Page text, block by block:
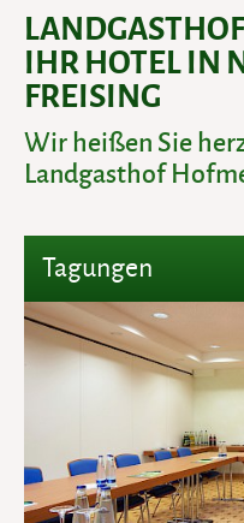
IHR HOTEL IN
FREISING
Wir heißen Sie
Landgasthof
Tagungen